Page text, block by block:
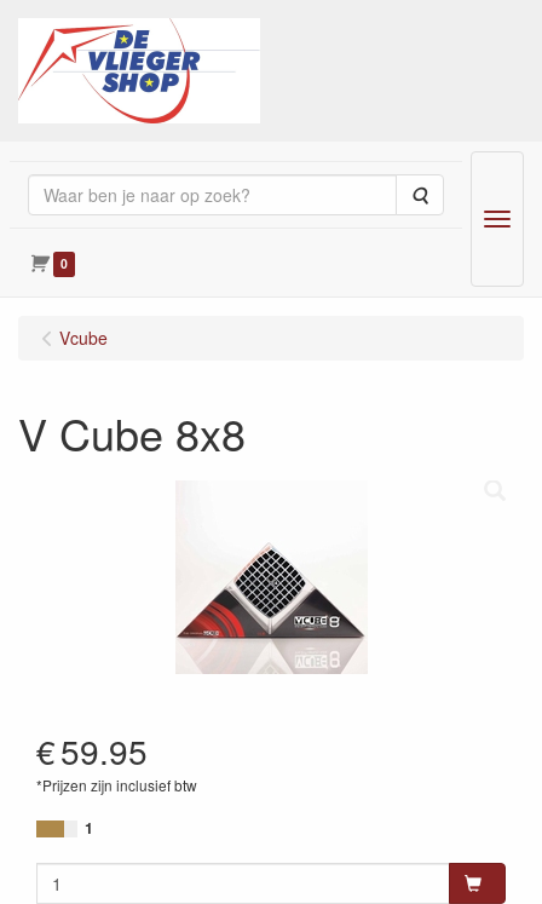
Zoeken
0
Menu
Vcube
V Cube 8x8
€59.95
*Prijzen zijn inclusief btw
1